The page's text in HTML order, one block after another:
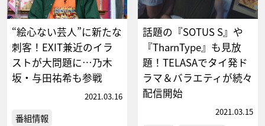
“絵心ない芸人”に新たな
刺客！EXIT兼近のイラ
ストが大問題に…乃木
坂・与田祐希も参戦
2021.03.16
番組情報
話題の『SOTUS S』や
『TharnType』も見放
題！TELASAでタイ発ド
ラマ＆バラエティが続々
配信開始
2021.03.15